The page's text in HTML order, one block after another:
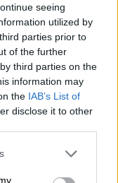
seeing
utilized by
parties prior to
of the further
third parties on the
information may
the IAB’s List of
disclose it to other
or more Google
You may click to
με δείπνα,
30 πόλεις
ελληνική
τις 6
γεύση. Μια